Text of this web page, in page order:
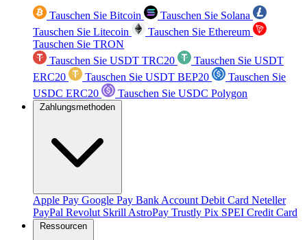
Tauschen Sie Bitcoin
Tauschen Sie Solana
Tauschen Sie Litecoin
Tauschen Sie Ethereum
Tauschen Sie TRON
Tauschen Sie USDT TRC20
Tauschen Sie USDT
ERC20
Tauschen Sie USDT BEP20
Tauschen Sie
USDC ERC20
Tauschen Sie USDC Polygon
Zahlungsmethoden
Apple Pay Google Pay Bank Account Debit Card Neteller
PayPal Revolut Skrill AstroPay Trustly Pix SPEI Credit Card
Ressourcen